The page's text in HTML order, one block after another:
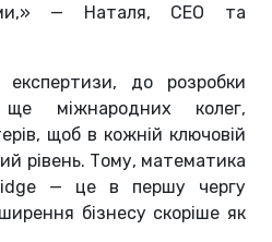
— Наталя, CEO та
експертизи, до розробки
міжнародних колег,
щоб в кожній ключовій
рівень. Тому, математика
— це в першу чергу
бізнесу скоріше як